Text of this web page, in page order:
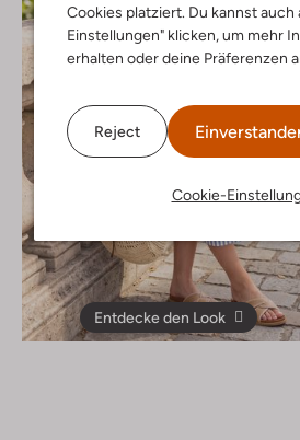
Cookies platziert. Du kannst auch
Einstellungen" klicken, um mehr
erhalten oder deine Präferenzen
Reject
Cookie-
Entdecke den Look